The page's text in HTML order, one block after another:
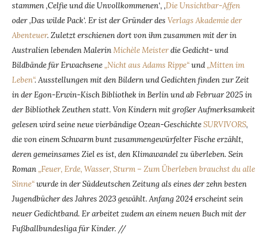
stammen ‚Celfie und die Unvollkommenen‘, ‚Die Unsichtbar-Affen
oder ‚Das wilde Pack‘. Er ist der Gründer des Verlags Akademie der
Abenteuer. Zuletzt erschienen dort von ihm zusammen mit der in
Australien lebenden MalerinMichèle Meisterdie Gedicht- und
Bildbände für Erwachsene„Nicht aus Adams Rippe“und„Mitten im
Leben“. Ausstellungen mit den Bildern und Gedichten finden zur Zeit
in der Egon-Erwin-Kisch Bibliothek in Berlin und ab Februar 2025 in
der Bibliothek Zeuthen statt. Von Kindern mit großer Aufmerksamkeit
gelesen wird seine neue vierbändige Ozean-GeschichteSURVIVORS,
die von einem Schwarm bunt zusammengewürfelter Fische erzählt,
deren gemeinsames Ziel es ist, den Klimawandel zu überleben. Sein
Roman„Feuer, Erde, Wasser, Sturm – Zum Überleben brauchst du alle
Sinne“wurde in der Süddeutschen Zeitung als eines der zehn besten
Jugendbücher des Jahres 2023 gewählt. Anfang 2024 erscheint sein
neuer Gedichtband. Er arbeitet zudem an einem neuen Buch mit der
Fußballbundesliga für Kinder. //